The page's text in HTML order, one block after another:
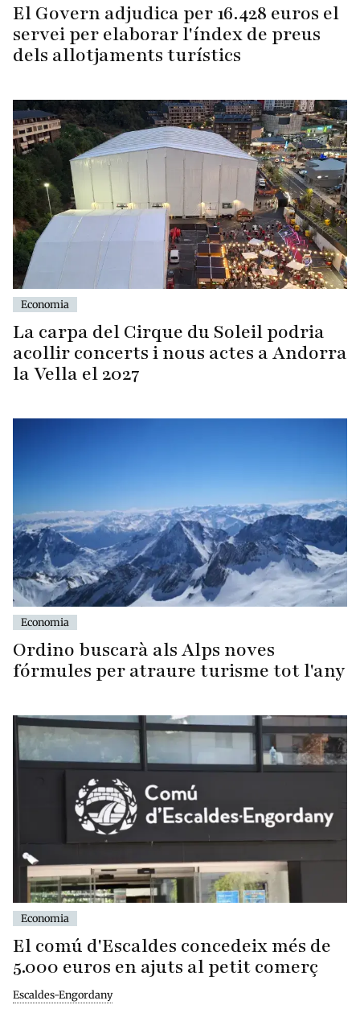
El Govern adjudica per 16.428 euros el
servei per elaborar l'índex de preus
dels allotjaments turístics
Economia
La carpa del Cirque du Soleil podria
acollir concerts i nous actes a Andorra
la Vella el 2027
Economia
Ordino buscarà als Alps noves
fórmules per atraure turisme tot l'any
Economia
El comú d'Escaldes concedeix més de
5.000 euros en ajuts al petit comerç
Escaldes-Engordany